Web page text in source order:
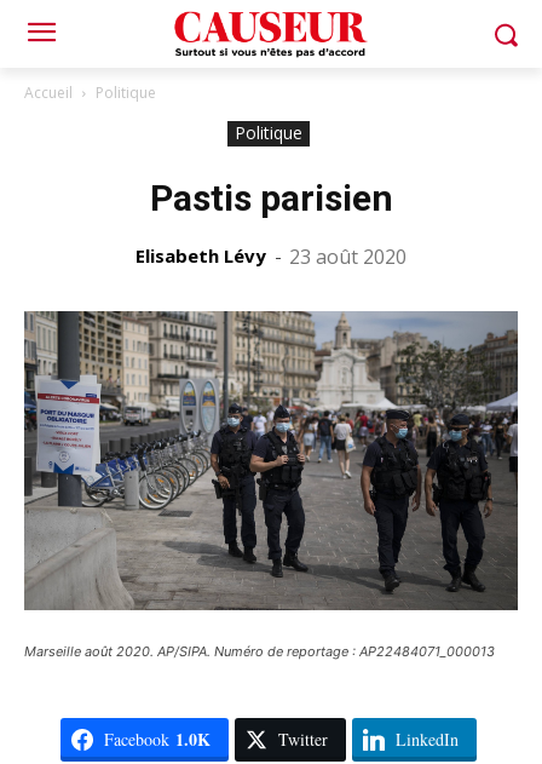
Accueil Politique
Politique
Pastis parisien
Elisabeth Lévy - 23 août 2020
Marseille août 2020. AP/SIPA. Numéro de reportage : AP22484071_000013
Facebook 1.0K Twitter LinkedIn